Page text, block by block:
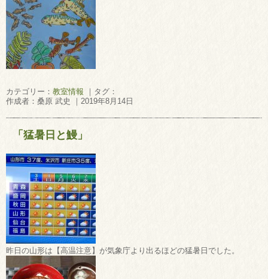
カテゴリー： 教室情報 ｜タグ：
作成者：桑原 武史 ｜2019年8月14日
「猛暑日と鰻」
昨日の山形は【高温注意】が気象庁より出るほどの猛暑日でした。